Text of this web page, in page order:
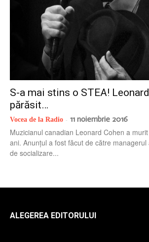
S-a mai stins o STEA!
părăsit…
Vocea de la Radio - 11 noiembrie 2016
Muzicianul canadian Leonard Cohen a
ani. Anunțul a fost făcut de către
de socializare...
ALEGEREA EDITORULUI